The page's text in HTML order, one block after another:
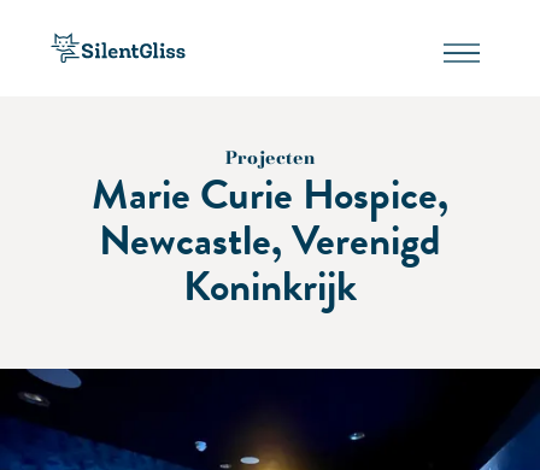
Projecten
Marie Curie Hospice,
Newcastle, Verenigd
Koninkrijk